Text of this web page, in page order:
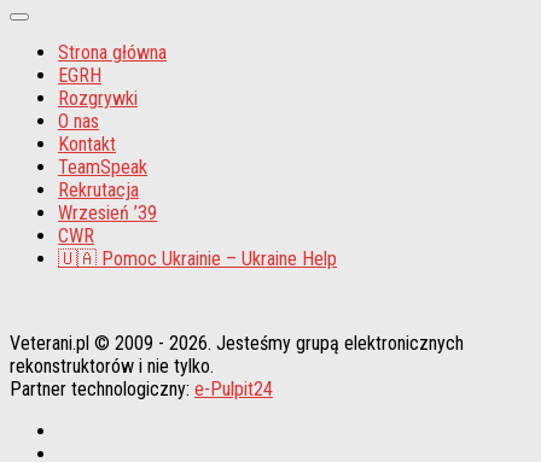
Strona główna
EGRH
Rozgrywki
O nas
Kontakt
TeamSpeak
Rekrutacja
Wrzesień ’39
CWR
🇺🇦 Pomoc Ukrainie – Ukraine Help
Veterani.pl © 2009 - 2026. Jesteśmy grupą elektronicznych
rekonstruktorów i nie tylko.
Partner technologiczny: e-Pulpit24